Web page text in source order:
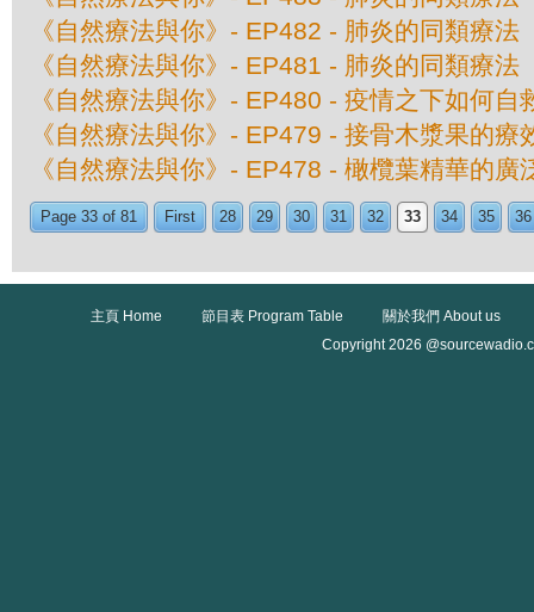
《自然療法與你》- EP482 - 肺炎的同類療法
《自然療法與你》- EP481 - 肺炎的同類療法
《自然療法與你》- EP480 - 疫情之下如何自
《自然療法與你》- EP479 - 接骨木漿果的療
《自然療法與你》- EP478 - 橄欖葉精華的廣
Page 33 of 81 First 28 29 30 31 32 33 34 35 36
主頁 Home 節目表 Program Table
關於我們 About us
Copyright 2026